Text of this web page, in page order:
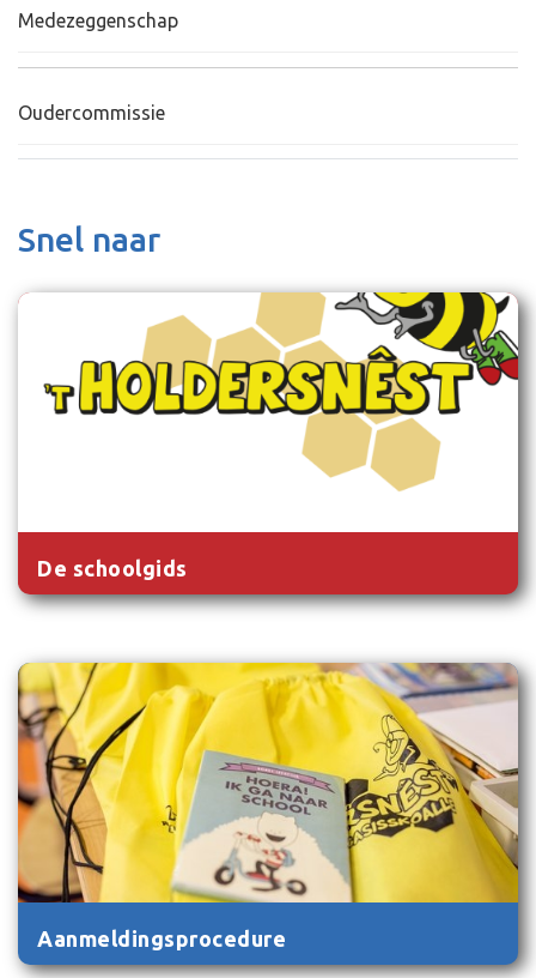
Medezeggenschap
Oudercommissie
Snel naar
De schoolgids
Aanmeldingsprocedure